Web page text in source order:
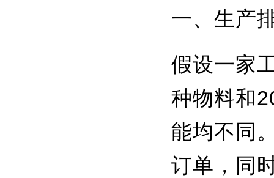
一、生产
假设一家
种物料和
能均不同
订单，同